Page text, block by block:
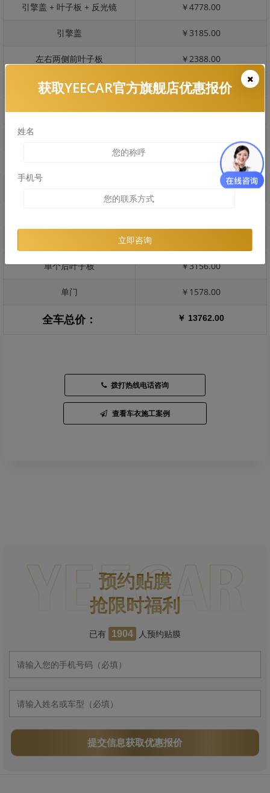
引擎盖 + 叶子板 + 反光镜 ￥4778.00
引擎盖 ￥3185.00
左右两侧前叶子板 ￥2388.00
反光镜 ￥476.00
后保险杠 ￥2035.00
￥1070.00
￥2791.00
单个后叶子板 ￥3156.00
单门 ￥1578.00
全车总价： ￥ 13762.00
拨打热线电话咨询
查看车衣施工案例
预约贴膜
抢限时福利
已有 1904 人预约贴膜
提交信息获取优惠报价
获取YEECAR官方旗舰店优惠报价
姓名
手机号
立即咨询